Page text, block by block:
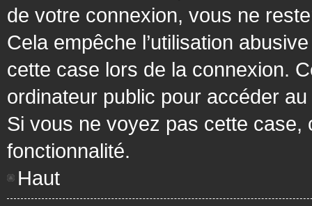
de votre connexion, vous ne
Cela empêche l’utilisation
cette case lors de la connexion.
ordinateur public pour accéder
Si vous ne voyez pas cette case,
fonctionnalité.
Haut